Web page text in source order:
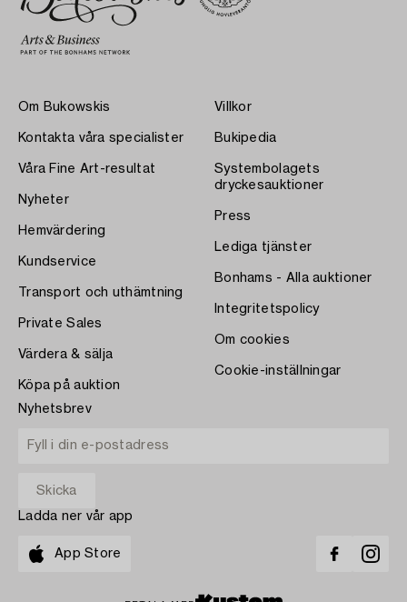
Om Bukowskis
Kontakta våra specialister
Våra Fine Art-resultat
Nyheter
Hemvärdering
Kundservice
Transport och uthämtning
Private Sales
Värdera & sälja
Köpa på auktion
Villkor
Bukipedia
Systembolagets
dryckesauktioner
Press
Lediga tjänster
Bonhams - Alla auktioner
Integritetspolicy
Om cookies
Cookie-inställningar
Nyhetsbrev
Ladda ner vår app
App Store